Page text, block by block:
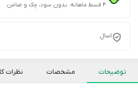
۴ قسط ماهانه. بدون سود، چک و ضامن.
1سال
توضیحات مشخصات نظرات